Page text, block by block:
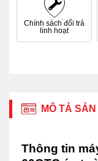
Chính sách đổi trả
linh hoạt
MÔ TẢ
Thông tin